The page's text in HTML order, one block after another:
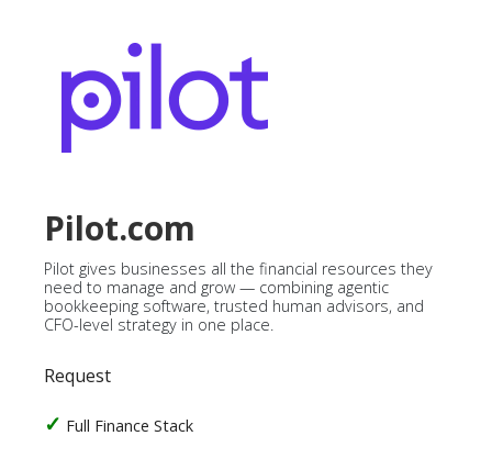
Pilot.com
Pilot gives businesses all the financial resources they
need to manage and grow — combining agentic
bookkeeping software, trusted human advisors, and
CFO-level strategy in one place.
Request
Full Finance Stack